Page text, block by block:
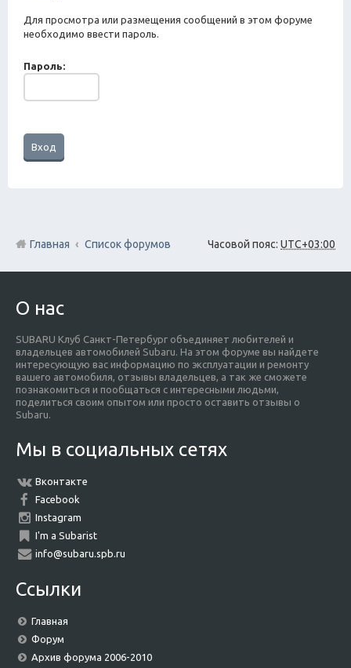
Для просмотра или размещения сообщений в этом форуме
необходимо ввести пароль.
Пароль:
Часовой пояс: UTC+03:00
Главная Список форумов
О нас
SUBARU Клуб Санкт-Петербург объединяет любителей и
владельцев автомобилей Subaru. На этом форуме вы найдете
интересующую вас информацию по эксплуатации и ремонту
вашего автомобиля, отзывы владельцев, а так же сможете
познакомиться и пообщаться с интересными людьми,
поделиться своим опытом или просто оставить отзывы о
Subaru.
Мы в социальных сетях
Вконтакте
Facebook
Instagram
I'm a Subarist
info@subaru.spb.ru
Ссылки
Главная
Форум
Архив форума 2006-2010